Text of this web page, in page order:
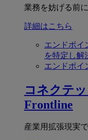
業務を妨げる前
詳細はこちら
エンドポイ
を特定し解
エンドポイ
コネクテ
Frontline
産業用拡張現実